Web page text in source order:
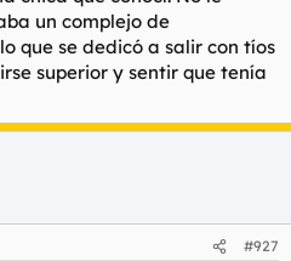
un complejo de
que se dedicó a salir con tíos
superior y sentir que tenía
#927